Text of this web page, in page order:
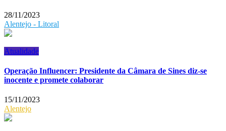
28/11/2023
Alentejo - Litoral
Atualidade
Operação Influencer: Presidente da Câmara de Sines diz-se
inocente e promete colaborar
15/11/2023
Alentejo